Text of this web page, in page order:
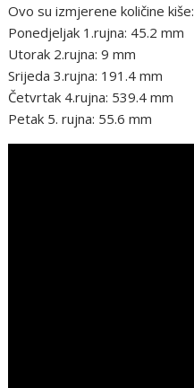
Ovo su izmjerene količine kiše:
Ponedjeljak 1.rujna: 45.2 mm
Utorak 2.rujna: 9 mm
Srijeda 3.rujna: 191.4 mm
Četvrtak 4.rujna: 539.4 mm
Petak 5. rujna: 55.6 mm